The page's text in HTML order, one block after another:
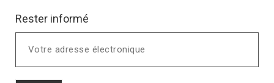
Rester informé